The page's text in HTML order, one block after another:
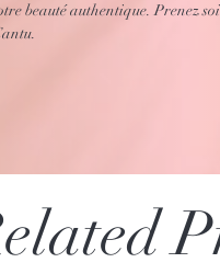
beauté authentique. Prenez